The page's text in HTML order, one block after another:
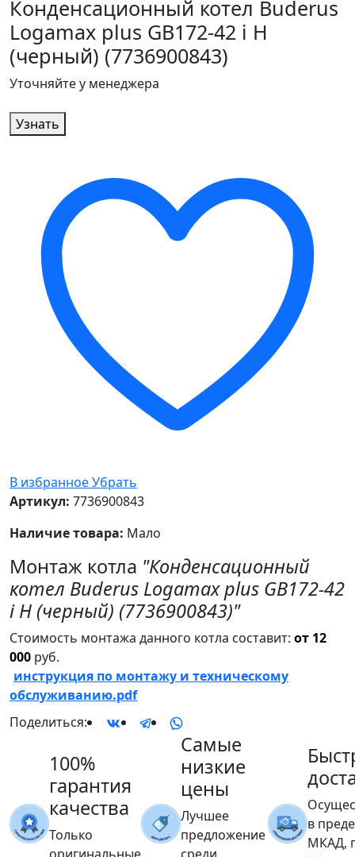
Конденсационный котел Buderus
Logamax plus GB172-42 i H
(черный) (7736900843)
Уточняйте у менеджера
Узнать
В избранноеУбрать
Артикул: 7736900843
Наличие товара: Мало
Монтаж котла "Конденсационный
котел Buderus Logamax plus GB172-42
i H (черный) (7736900843)"
Стоимость монтажа данного котла составит: от 12
000 руб.
инструкция по монтажу и техническому
обслуживанию.pdf
Поделиться:
100%
гарантия
качества
Только
Самые
низкие
цены
Лучшее
предложение
в
МКАД,